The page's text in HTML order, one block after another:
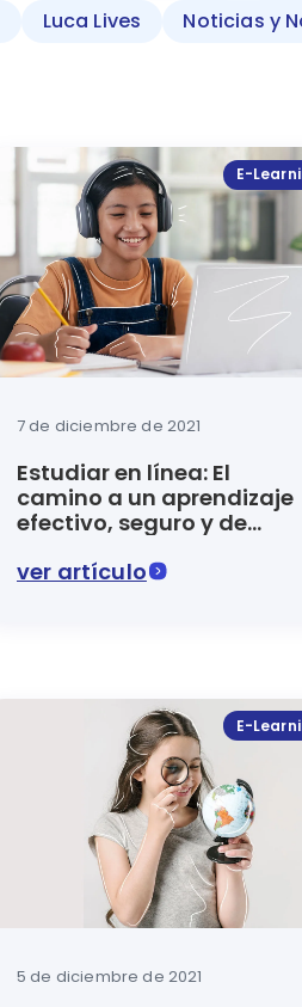
Luca Lives Noticias y
E-
7 de diciembre de 2021
Estudiar en línea: El
camino a un aprendizaje
efectivo, seguro y de
ver artículo
E-
5 de diciembre de 2021